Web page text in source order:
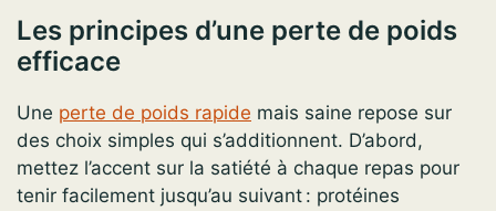
Les principes d’une perte de poids
efficace
Une perte de poids rapide mais saine repose sur
des choix simples qui s’additionnent. D’abord,
mettez l’accent sur la satiété à chaque repas pour
tenir facilement jusqu’au suivant : protéines